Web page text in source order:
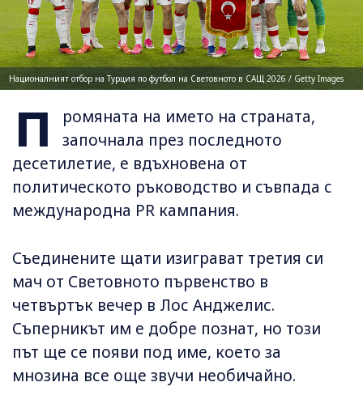
Националният отбор на Турция по футбол на Световното в САЩ 2026 / Getty Images
П
ромяната на името на страната,
започнала през последното
десетилетие, е вдъхновена от
политическото ръководство и съвпада с
международна PR кампания.
Съединените щати изиграват третия си
мач от Световното първенство в
четвъртък вечер в Лос Анджелис.
Съперникът им е добре познат, но този
път ще се появи под име, което за
мнозина все още звучи необичайно.